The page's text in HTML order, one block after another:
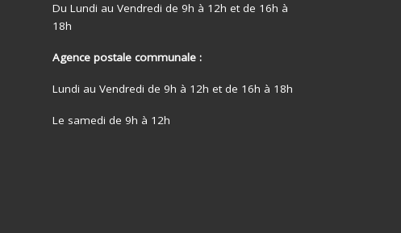
Du Lundi au Vendredi de 9h à 12h et de 16h à
18h
Agence postale communale :
Lundi au Vendredi de 9h à 12h et de 16h à 18h
Le samedi de 9h à 12h